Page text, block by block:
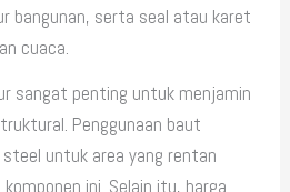
bangunan, serta seal atau karet
cuaca.
sangat penting untuk menjamin
Penggunaan baut
untuk area yang rentan
ini. Selain itu, harga